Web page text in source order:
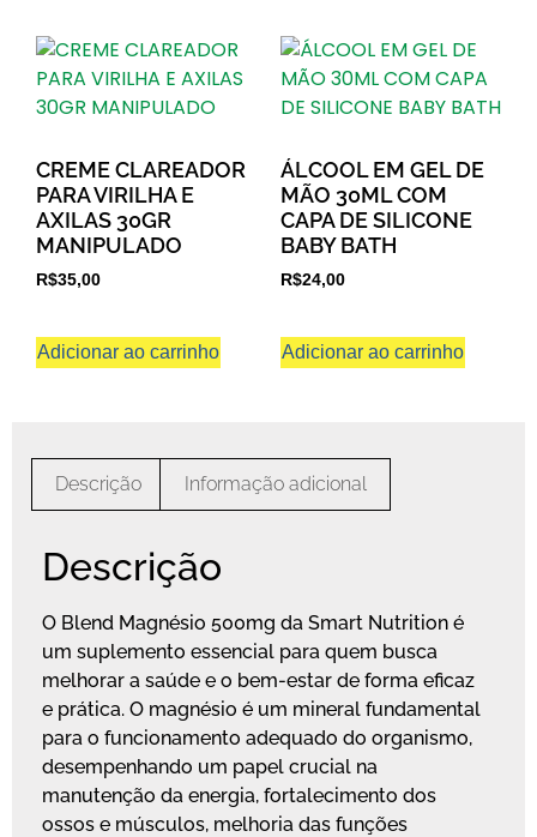
CREME CLAREADOR
PARA VIRILHA E
AXILAS 30GR
MANIPULADO
R$35,00
Adicionar ao carrinho
ÁLCOOL EM GEL DE
MÃO 30ML COM
CAPA DE SILICONE
BABY BATH
R$24,00
Adicionar ao carrinho
Descrição Informação adicional
Descrição
O Blend Magnésio 500mg da Smart Nutrition é
um suplemento essencial para quem busca
melhorar a saúde e o bem-estar de forma eficaz
e prática. O magnésio é um mineral fundamental
para o funcionamento adequado do organismo,
desempenhando um papel crucial na
manutenção da energia, fortalecimento dos
ossos e músculos, melhoria das funções